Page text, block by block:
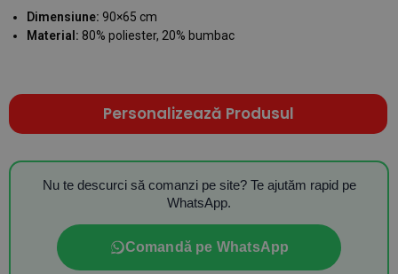
Dimensiune: 90×65 cm
Material: 80% poliester, 20% bumbac
Personalizează Produsul
Nu te descurci să comanzi pe site? Te ajutăm rapid pe
WhatsApp.
Comandă pe WhatsApp